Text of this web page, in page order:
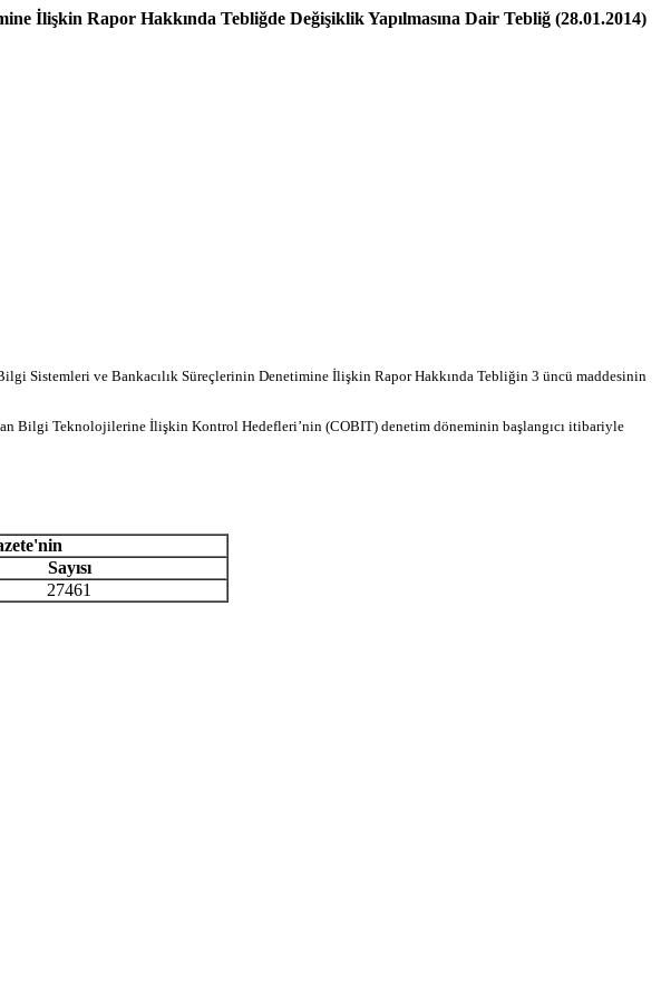
İlişkin Rapor Hakkında Tebliğde Değişiklik Yapılmasına Dair Tebliğ (28.01.2014)
Sistemleri ve Bankacılık Süreçlerinin Denetimine İlişkin Rapor Hakkında Tebliğin 3 üncü maddesinin
Bilgi Teknolojilerine İlişkin Kontrol Hedefleri’nin (COBIT) denetim döneminin başlangıcı itibariyle
Sayısı
27461